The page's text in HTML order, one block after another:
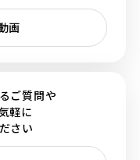
画
ご質問や
軽に
さい